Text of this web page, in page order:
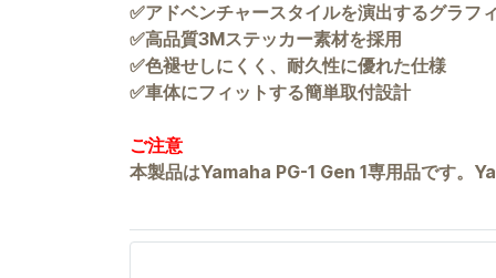
✅アドベンチャースタイルを演出するグラフ
✅高品質3Mステッカー素材を採用
✅色褪せしにくく、耐久性に優れた仕様
✅車体にフィットする簡単取付設計
ご注意
本製品はYamaha PG-1 Gen 1専用品です。